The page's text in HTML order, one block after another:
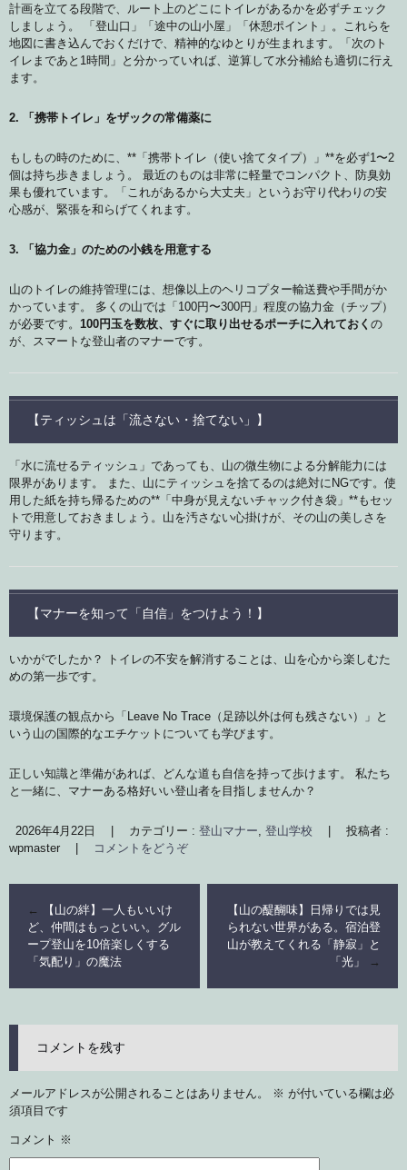
計画を立てる段階で、ルート上のどこにトイレがあるかを必ずチェック
しましょう。 「登山口」「途中の山小屋」「休憩ポイント」。これらを
地図に書き込んでおくだけで、精神的なゆとりが生まれます。「次のト
イレまであと1時間」と分かっていれば、逆算して水分補給も適切に行え
ます。
2. 「携帯トイレ」をザックの常備薬に
もしもの時のために、**「携帯トイレ（使い捨てタイプ）」**を必ず1〜2
個は持ち歩きましょう。 最近のものは非常に軽量でコンパクト、防臭効
果も優れています。「これがあるから大丈夫」というお守り代わりの安
心感が、緊張を和らげてくれます。
3. 「協力金」のための小銭を用意する
山のトイレの維持管理には、想像以上のヘリコプター輸送費や手間がか
かっています。 多くの山では「100円〜300円」程度の協力金（チップ）
が必要です。 100円玉を数枚、すぐに取り出せるポーチに入れておく の
が、スマートな登山者のマナーです。
【ティッシュは「流さない・捨てない」】
「水に流せるティッシュ」であっても、山の微生物による分解能力には
限界があります。 また、山にティッシュを捨てるのは絶対にNGです。使
用した紙を持ち帰るための**「中身が見えないチャック付き袋」**もセッ
トで用意しておきましょう。山を汚さない心掛けが、その山の美しさを
守ります。
【マナーを知って「自信」をつけよう！】
いかがでしたか？ トイレの不安を解消することは、山を心から楽しむた
めの第一歩です。
環境保護の観点から「Leave No Trace（足跡以外は何も残さない）」と
いう山の国際的なエチケットについても学びます。
正しい知識と準備があれば、どんな道も自信を持って歩けます。 私たち
と一緒に、マナーある格好いい登山者を目指しませんか？
2026年4月22日 | カテゴリー : 登山マナー 登山学校 |
投稿者 :
wpmaster
| コメントをどうぞ
←
【山の絆】一人もいいけ
ど、仲間はもっといい。グル
ープ登山を10倍楽しくする
「気配り」の魔法
【山の醍醐味】日帰りでは見
られない世界がある。宿泊登
山が教えてくれる「静寂」と
「光」
→
コメントを残す
メールアドレスが公開されることはありません。 ※ が付いている欄は必
須項目です
コメント ※